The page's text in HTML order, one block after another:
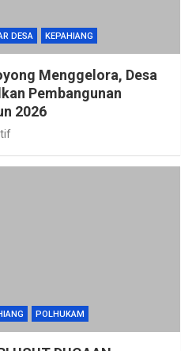
DESA KEPAHIANG
Menggelora, Desa
Pembangunan
2026
POLHUKAM